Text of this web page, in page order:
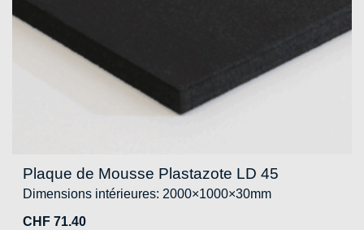
Plaque de Mousse Plastazote LD 45
Dimensions intérieures: 2000×1000×30mm
CHF 71.40